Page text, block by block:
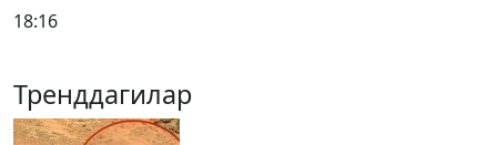
18:16
Тренддагилар